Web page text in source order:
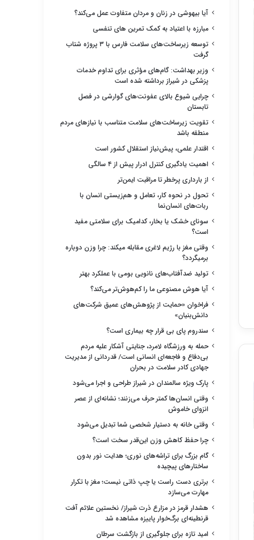
آیا بیهوشی در زنان و مردان متفاوت عمل می‌کند؟
مبارزه با اعتیاد به کمک تمرین های تنفسی
توسعه زیرساخت‌های سلامت فارس با ۳ پروژه شتاب
گرفت
وزیر بهداشت: گام‌های مؤثری برای تداوم خدمات
پزشکی در شیراز برداشته شده است
چرایی شیوع بالای عفونت‌های گوارشی در فصل
تابستان
تقویت زیرساخت‌های سلامت متناسب با نیازهای مردم
منطقه باشد
اقتدار علمی، پیش‌نیاز استقلال کشور است
اهمیت یادگیری کنترل ادرار پیش از ۴ سالگی
از بارداری پرخطر تا مراقبت ایمن‌تر
تحول در نحوه کار، تعامل و هم‌زیستی انسان با
ربات‌های انسان‌نما
سونای خشک یا بخار، کدامیک برای سلامتی مفید
است؟
وقتی مغز با رژیم لاغری مقابله میکند: چرا وزن دوباره
برمیگردد؟
تولید ضدآفتاب‌های نانویی بومی با عملکرد بهتر
آیا هوش مصنوعی ما را کم‌هوش‌تر می‌کند؟
فراخوان «حمایت از پژوهش‌های عمیق شرکت‌های
دانش‌بنیان»
سندروم پای بی قرار چه بیماری است؟
حمله به ورزشگاه لامرد، جنایتی آشکار علیه مردم
بی‌دفاع و فاجعه‌ای انسانی است/ قدردانی از مدیریت
جهادی کادر سلامت در بحران
پارک ویژه سالمندان در شیراز طراحی و اجرا می‌شود
وقتی انسان‌ها کمتر حرف می‌زنند؛ نشانه‌ای از عصر
انزوای خاموش
وقتی خانه به دستیار شخصی شما تبدیل می‌شود
چرا حفظ کاهش وزن این‌قدر سخت است؟
گام بزرگ برای تراشه‌های نوری؛ هدایت نور بدون
ساختارهای پیچیده
برتری دست راست یا چپ ذاتی نیست؛ مغز با تکرار
مهارت می‌سازد
هشدار قرمز در مزارع ذرت شیراز/ نخستین علائم آفت
قرنطینه‌ای برگ‌خوار پاییزه مشاهده شد
امید تازه برای جلوگیری از بازگشت سرطان